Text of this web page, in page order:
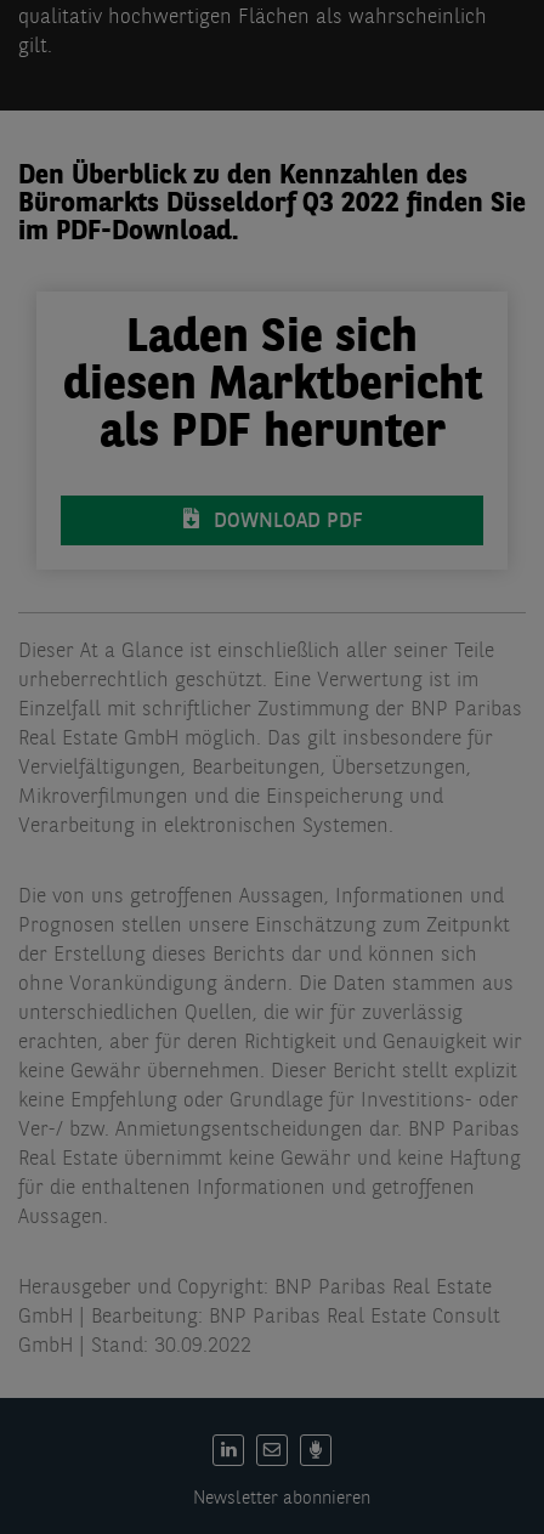
qualitativ hochwertigen Flächen als wahrscheinlich
gilt.
Den Überblick zu den Kennzahlen des
Büromarkts Düsseldorf Q3 2022 finden Sie
im PDF-Download.
Laden Sie sich
diesen Marktbericht
als PDF herunter
DOWNLOAD PDF
Dieser At a Glance ist einschließlich aller seiner Teile
urheberrechtlich geschützt. Eine Verwertung ist im
Einzelfall mit schriftlicher Zustimmung der BNP Paribas
Real Estate GmbH möglich. Das gilt insbesondere für
Vervielfältigungen, Bearbeitungen, Übersetzungen,
Mikroverfilmungen und die Einspeicherung und
Verarbeitung in elektronischen Systemen.
Die von uns getroffenen Aussagen, Informationen und
Prognosen stellen unsere Einschätzung zum Zeitpunkt
der Erstellung dieses Berichts dar und können sich
ohne Vorankündigung ändern. Die Daten stammen aus
unterschiedlichen Quellen, die wir für zuverlässig
erachten, aber für deren Richtigkeit und Genauigkeit wir
keine Gewähr übernehmen. Dieser Bericht stellt explizit
keine Empfehlung oder Grundlage für Investitions- oder
Ver-/ bzw. Anmietungsentscheidungen dar. BNP Paribas
Real Estate übernimmt keine Gewähr und keine Haftung
für die enthaltenen Informationen und getroffenen
Aussagen.
Herausgeber und Copyright: BNP Paribas Real Estate
GmbH | Bearbeitung: BNP Paribas Real Estate Consult
GmbH | Stand: 30.09.2022
Newsletter abonnieren